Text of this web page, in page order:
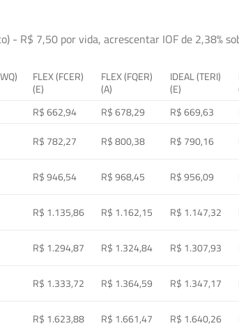
- R$ 7,50 por vida, acrescentar IOF de 2,38%
FLEX (FCER)
(E)
FLEX (FQER)
(A)
IDEAL (TERI)
(E)
R$ 662,94 R$ 678,29 R$ 669,63
R$ 782,27 R$ 800,38 R$ 790,16
R$ 946,54 R$ 968,45 R$ 956,09
R$ 1.135,86 R$ 1.162,15 R$ 1.147,32
R$ 1.294,87 R$ 1.324,84 R$ 1.307,93
R$ 1.333,72 R$ 1.364,59 R$ 1.347,17
R$ 1.623,88 R$ 1.661,47 R$ 1.640,26